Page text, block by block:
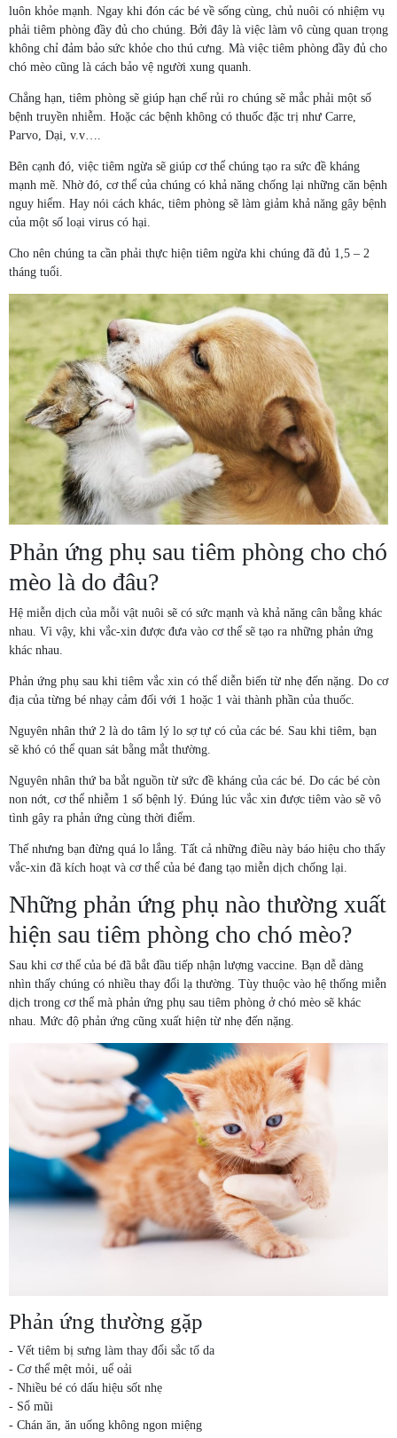
luôn khỏe mạnh. Ngay khi đón các bé về sống cùng, chủ nuôi có nhiệm vụ
phải tiêm phòng đầy đủ cho chúng. Bởi đây là việc làm vô cùng quan trọng
không chỉ đảm bảo sức khỏe cho thú cưng. Mà việc tiêm phòng đầy đủ cho
chó mèo cũng là cách bảo vệ người xung quanh.
Chẳng hạn, tiêm phòng sẽ giúp hạn chế rủi ro chúng sẽ mắc phải một số
bệnh truyền nhiễm. Hoặc các bệnh không có thuốc đặc trị như Carre,
Parvo, Dại, v.v….
Bên cạnh đó, việc tiêm ngừa sẽ giúp cơ thể chúng tạo ra sức đề kháng
mạnh mẽ. Nhờ đó, cơ thể của chúng có khả năng chống lại những căn bệnh
nguy hiểm. Hay nói cách khác, tiêm phòng sẽ làm giảm khả năng gây bệnh
của một số loại virus có hại.
Cho nên chúng ta cần phải thực hiện tiêm ngừa khi chúng đã đủ 1,5 – 2
tháng tuổi.
Phản ứng phụ sau tiêm phòng cho chó
mèo là do đâu?
Hệ miễn dịch của mỗi vật nuôi sẽ có sức mạnh và khả năng cân bằng khác
nhau. Vì vậy, khi vắc-xin được đưa vào cơ thể sẽ tạo ra những phản ứng
khác nhau.
Phản ứng phụ sau khi tiêm vắc xin có thể diễn biến từ nhẹ đến nặng. Do cơ
địa của từng bé nhạy cảm đối với 1 hoặc 1 vài thành phần của thuốc.
Nguyên nhân thứ 2 là do tâm lý lo sợ tự có của các bé. Sau khi tiêm, bạn
sẽ khó có thể quan sát bằng mắt thường.
Nguyên nhân thứ ba bắt nguồn từ sức đề kháng của các bé. Do các bé còn
non nớt, cơ thể nhiễm 1 số bệnh lý. Đúng lúc vắc xin được tiêm vào sẽ vô
tình gây ra phản ứng cùng thời điểm.
Thế nhưng bạn đừng quá lo lắng. Tất cả những điều này báo hiệu cho thấy
vắc-xin đã kích hoạt và cơ thể của bé đang tạo miễn dịch chống lại.
Những phản ứng phụ nào thường xuất
hiện sau tiêm phòng cho chó mèo?
Sau khi cơ thể của bé đã bắt đầu tiếp nhận lượng vaccine. Bạn dễ dàng
nhìn thấy chúng có nhiều thay đổi lạ thường. Tùy thuộc vào hệ thống miễn
dịch trong cơ thể mà phản ứng phụ sau tiêm phòng ở chó mèo sẽ khác
nhau. Mức độ phản ứng cũng xuất hiện từ nhẹ đến nặng.
Phản ứng thường gặp
- Vết tiêm bị sưng làm thay đổi sắc tố da
- Cơ thể mệt mỏi, uể oải
- Nhiều bé có dấu hiệu sốt nhẹ
- Sổ mũi
- Chán ăn, ăn uống không ngon miệng